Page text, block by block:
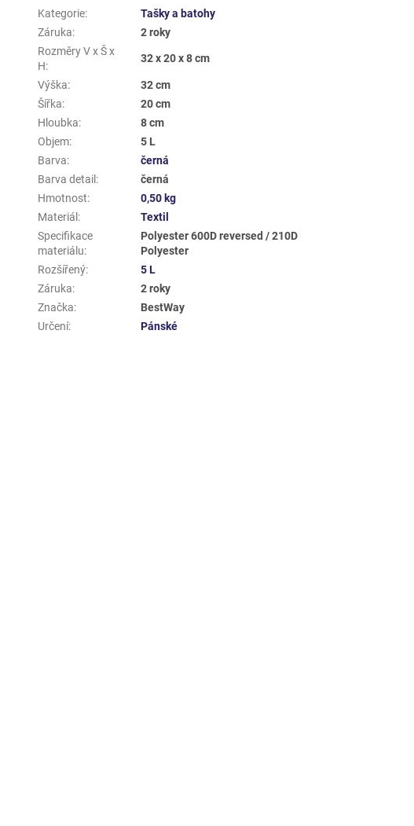
Kategorie:
Tašky a batohy
Záruka:
2 roky
Rozměry V x Š x
H:
32 x 20 x 8 cm
Výška:
32 cm
Šířka:
20 cm
Hloubka:
8 cm
Objem:
5 L
Barva:
černá
Barva detail :
černá
Hmotnost:
0,50 kg
Materiál :
Textil
Specifikace
materiálu:
Polyester 600D reversed / 210D
Polyester
Rozšířený:
5 L
Záruka:
2 roky
Značka:
BestWay
Určení: Pánské